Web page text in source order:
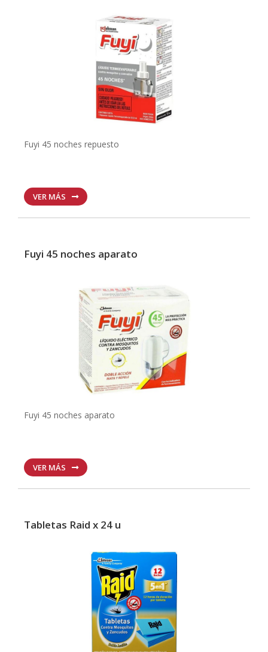
Fuyi 45 noches repuesto
VER MÁS
Fuyi 45 noches aparato
Fuyi 45 noches aparato
VER MÁS
Tabletas Raid x 24 u